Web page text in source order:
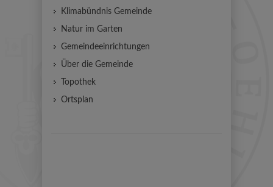
Klimabündnis Gemeinde
Natur im Garten
Gemeindeeinrichtungen
Über die Gemeinde
Topothek
Ortsplan